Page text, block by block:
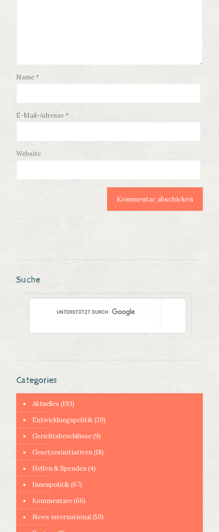
Name*
E-Mail-Adresse*
Website
Suche
Categories
Aktuelles (193)
Entwicklungspolitik(20)
Gerichtsbeschlüsse(9)
Gesetzesinitiativen(18)
Helfen & Spenden(4)
Innenpolitik(67)
Kommentare(66)
News international(50)